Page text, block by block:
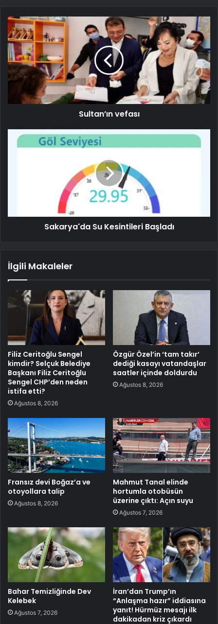
Sultan’ın vefası
Sakarya'da Su Kesintileri Başladı
İlgili Makaleler
Filiz Ceritoğlu Sengel
kimdir? Selçuk Belediye
Başkanı Filiz Ceritoğlu
Sengel CHP’den neden
istifa etti?
Ağustos 8, 2026
Özgür Özel’in ‘tam takır’
dediği kasayı vatandaşlar
saatler içinde doldurdu
Ağustos 8, 2026
Fransız devi Boğaz’a ve
otoyollara talip
Ağustos 8, 2026
Mahmut Tanal elinde
hortumla otobüsün
üzerine çıktı: Açın suyu
Ağustos 7, 2026
Bahar Temizliğinde Dev
Kelebek
Ağustos 7, 2026
İran’dan Trump’ın
“Anlaşma hazır” iddiasına
yanıt! Hürmüz mesajı ilk
dakikadan kriz çıkardı